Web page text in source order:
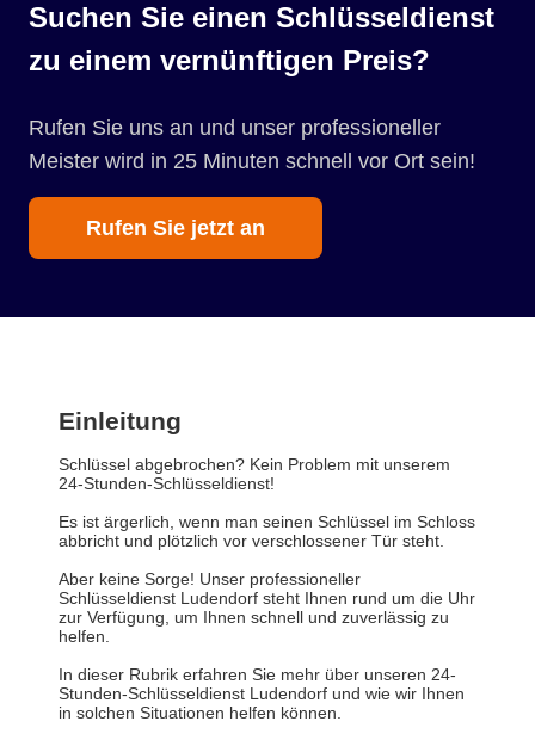
Suchen Sie einen Schlüsseldienst
zu einem vernünftigen Preis?
Rufen Sie uns an und unser professioneller
Meister wird in 25 Minuten schnell vor Ort sein!
Rufen Sie jetzt an
Einleitung
Schlüssel abgebrochen? Kein Problem mit unserem
24-Stunden-Schlüsseldienst!
Es ist ärgerlich, wenn man seinen Schlüssel im Schloss
abbricht und plötzlich vor verschlossener Tür steht.
Aber keine Sorge! Unser professioneller
Schlüsseldienst Ludendorf steht Ihnen rund um die Uhr
zur Verfügung, um Ihnen schnell und zuverlässig zu
helfen.
In dieser Rubrik erfahren Sie mehr über unseren 24-
Stunden-Schlüsseldienst Ludendorf und wie wir Ihnen
in solchen Situationen helfen können.